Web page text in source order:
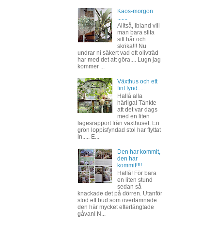
Kaos-morgon
Alltså, ibland vill
man bara slita
sitt hår och
skrika!!! Nu
undrar ni säkert vad ett olivträd
har med det att göra.... Lugn jag
kommer ...
Växthus och ett
fint fynd.....
Hallå alla
härliga! Tänkte
att det var dags
med en liten
lägesrapport från växthuset. En
grön loppisfyndad stol har flyttat
in..... E...
Den har kommit,
den har
kommit!!!!
Hallå! För bara
en liten stund
sedan så
knackade det på dörren. Utanför
stod ett bud som överlämnade
den här mycket efterlängtade
gåvan! N...